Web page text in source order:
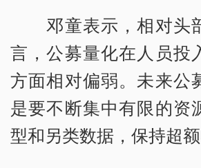
邓童表示，相对头
言，公募量化在人员投
方面相对偏弱。未来公
是要不断集中有限的资
型和另类数据，保持超额